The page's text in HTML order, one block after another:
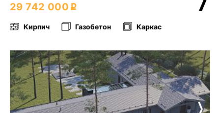
29 742 000
Кирпич Газобетон Каркас